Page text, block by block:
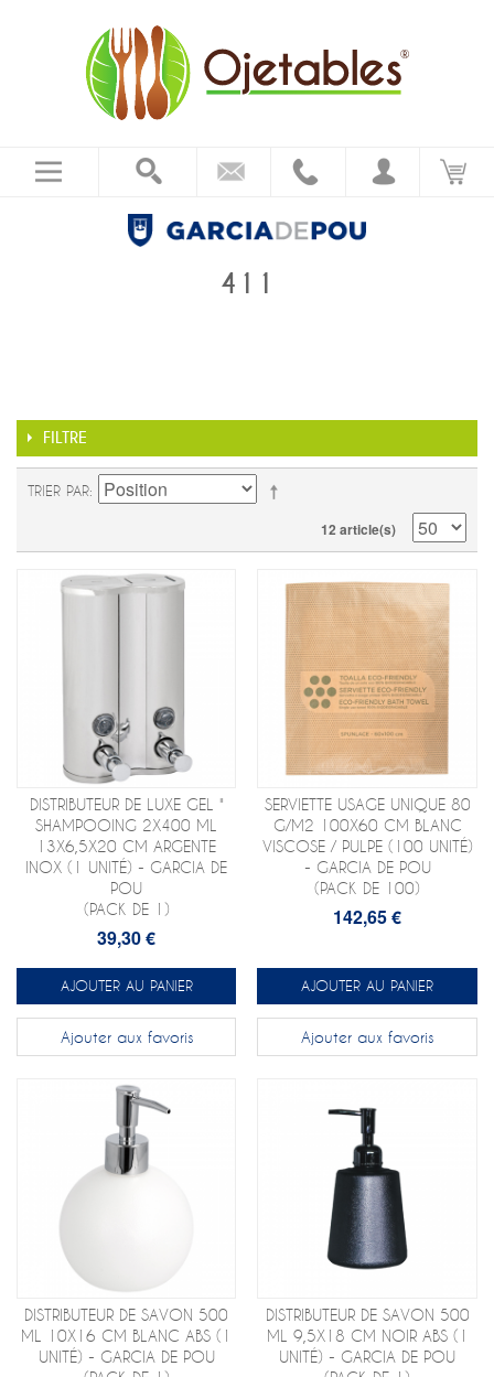
411
FILTRE
TRIER PAR
12 article(s)
DISTRIBUTEUR DE LUXE GEL "
SHAMPOOING 2X400 ML
13X6,5X20 CM ARGENTE
INOX (1 UNITÉ) - GARCIA DE
POU
(PACK DE 1)
39,30 €
AJOUTER AU PANIER
Ajouter aux favoris
SERVIETTE USAGE UNIQUE 80
G/M2 100X60 CM BLANC
VISCOSE / PULPE (100 UNITÉ)
- GARCIA DE POU
(PACK DE 100)
142,65 €
AJOUTER AU PANIER
Ajouter aux favoris
DISTRIBUTEUR DE SAVON 500
ML 10X16 CM BLANC ABS (1
UNITÉ) - GARCIA DE POU
DISTRIBUTEUR DE SAVON 500
ML 9,5X18 CM NOIR ABS (1
UNITÉ) - GARCIA DE POU